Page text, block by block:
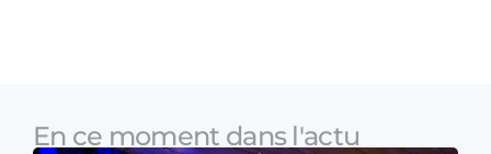
En ce moment dans l'actu